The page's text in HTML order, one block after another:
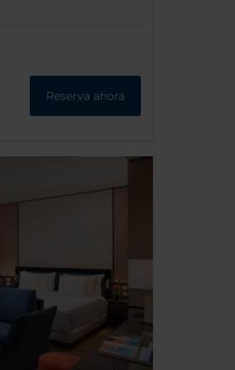
Reserva ahora